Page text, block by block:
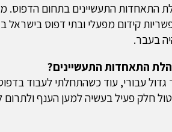
התאחדות התעשיינים בתחום הדפוס.
קידום מפעלי ובתי דפוס בישראל
בעבר.
התאחדות התעשיינים?
עבורי, עוד כשהתחלתי לעבוד
חלק פעיל בעשיה למען הענף ולתרום